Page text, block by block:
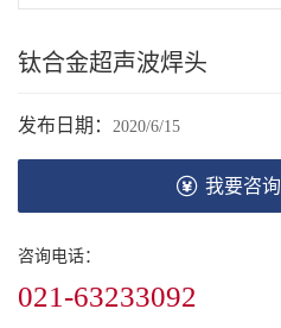
钛合金超声波焊头
发布日期： 2020/6/15
我要咨询
咨询电话：
021-63233092